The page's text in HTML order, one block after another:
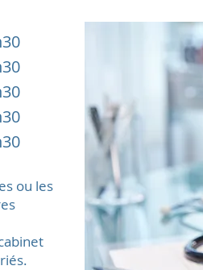
ou les